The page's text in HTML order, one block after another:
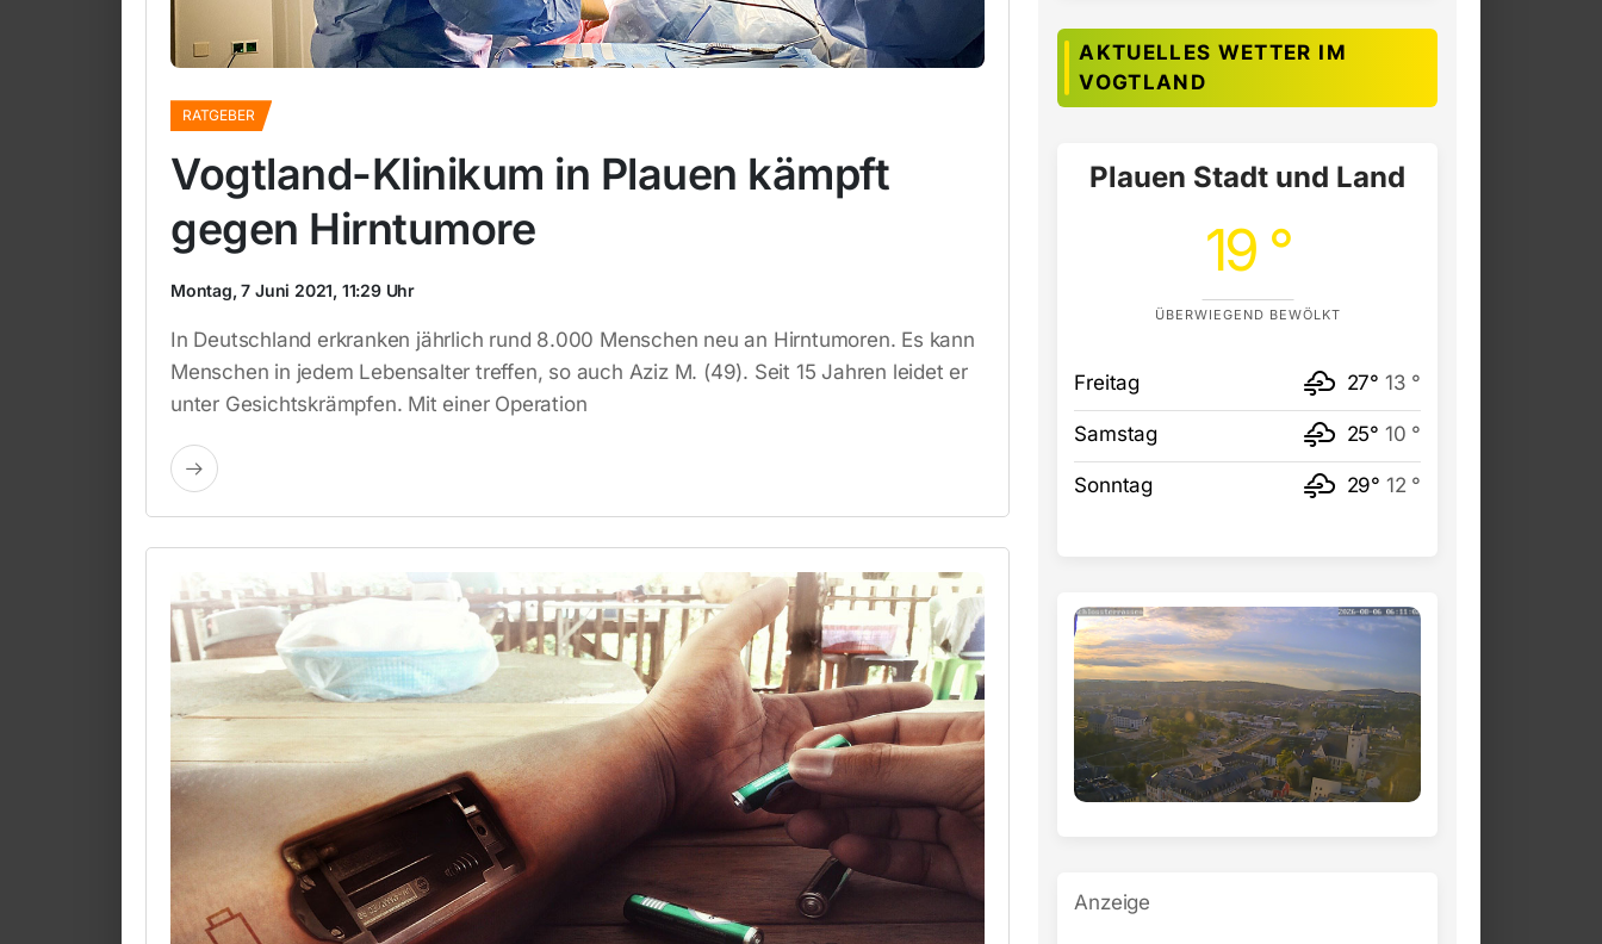
RATGEBER
Vogtland-Klinikum in Plauen kämpft
gegen Hirntumore
Montag, 7 Juni 2021, 11:29 Uhr
In Deutschland erkranken jährlich rund 8.000 Menschen neu an Hirntumoren. Es kann
Menschen in jedem Lebensalter treffen, so auch Aziz M. (49). Seit 15 Jahren leidet er
unter Gesichtskrämpfen. Mit einer Operation
AKTUELLES WETTER IM
VOGTLAND
Plauen Stadt und Land
19 °
ÜBERWIEGEND BEWÖLKT
Freitag 27° 13 °
Samstag 25° 10 °
Sonntag 29° 12 °
Anzeige